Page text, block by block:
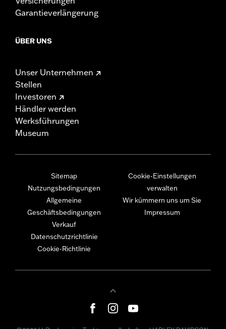
Garantieverlängerung
ÜBER UNS
Unser Unternehmen
Stellen
Investoren
Händler werden
Werksführungen
Museum
Sitemap
Nutzungsbedingungen
Allgemeine
Geschäftsbedingungen
Verkauf
Datenschutzrichtlinie
Cookie-Richtlinie
Cookie-Einstellungen
verwalten
Wir kümmern uns um Sie
Impressum